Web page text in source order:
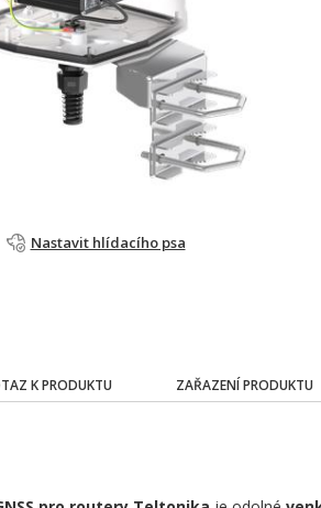
Nastavit hlídacího psa
K PRODUKTU ZAŘAZENÍ PRODUKTU